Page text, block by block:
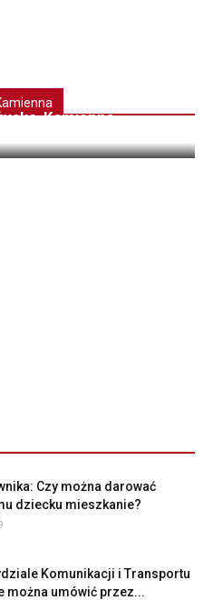
Kamienna
Czy można darować
dziecku mieszkanie?
Komunikacji i Transportu
można umówić przez...